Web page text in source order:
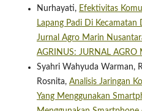
Nurhayati, Efektivitas
Lapang Padi Di Kecamatan
Jurnal Agro Marin
AGRINUS: JURNAL AGRO
Syahri Wahyuda Warman,
Rosnita, Analisis Jaringan
Yang Menggunakan